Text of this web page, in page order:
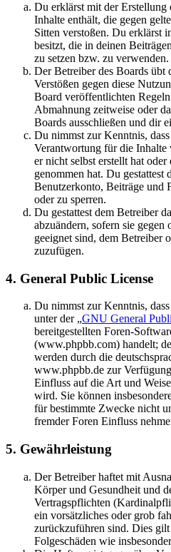
Du erklärst mit der Erstellung
Inhalte enthält, die gegen
Sitten verstoßen. Du erklärst
besitzt, die in deinen
zu setzen bzw. zu verwenden.
Der Betreiber des Boards übt
Verstößen gegen diese
Board veröffentlichten
Abmahnung zeitweise oder
Boards ausschließen und dir
Du nimmst zur Kenntnis,
Verantwortung für die
er nicht selbst erstellt hat
genommen hat. Du gestattest
Benutzerkonto, Beiträge und
oder zu sperren.
Du gestattest dem Betreiber
abzuändern, sofern sie gegen
geeignet sind, dem Betreiber
zuzufügen.
4. General Public License
Du nimmst zur Kenntnis,
unter der „GNU General
bereitgestellten Foren-
(www.phpbb.com) handelt;
werden durch die
www.phpbb.de zur
Einfluss auf die Art und
wird. Sie können
für bestimmte Zwecke nicht
fremder Foren Einfluss
5. Gewährleistung
Der Betreiber haftet mit
Körper und Gesundheit und
Vertragspflichten
ein vorsätzliches oder grob
zurückzuführen sind. Dies
Folgeschäden wie